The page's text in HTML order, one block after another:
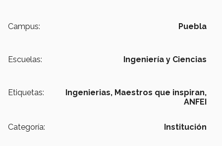
Campus: Puebla
Escuelas: Ingeniería y Ciencias
Etiquetas: Ingenierias, Maestros que inspiran,
ANFEI
Categoría: Institución